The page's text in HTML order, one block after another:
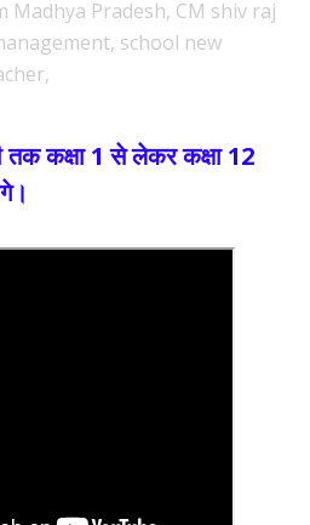
Madhya Pradesh, CM shiv raj
school new
कक्षा 1 से लेकर कक्षा 12